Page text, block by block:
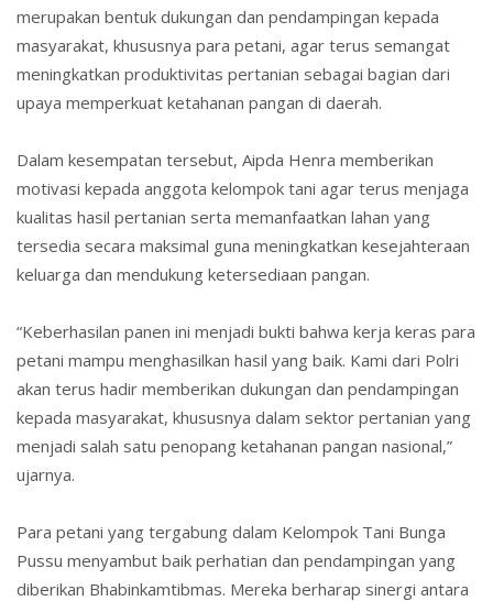
merupakan bentuk dukungan dan pendampingan kepada
masyarakat, khususnya para petani, agar terus semangat
meningkatkan produktivitas pertanian sebagai bagian dari
upaya memperkuat ketahanan pangan di daerah.
Dalam kesempatan tersebut, Aipda Henra memberikan
motivasi kepada anggota kelompok tani agar terus menjaga
kualitas hasil pertanian serta memanfaatkan lahan yang
tersedia secara maksimal guna meningkatkan kesejahteraan
keluarga dan mendukung ketersediaan pangan.
“Keberhasilan panen ini menjadi bukti bahwa kerja keras para
petani mampu menghasilkan hasil yang baik. Kami dari Polri
akan terus hadir memberikan dukungan dan pendampingan
kepada masyarakat, khususnya dalam sektor pertanian yang
menjadi salah satu penopang ketahanan pangan nasional,”
ujarnya.
Para petani yang tergabung dalam Kelompok Tani Bunga
Pussu menyambut baik perhatian dan pendampingan yang
diberikan Bhabinkamtibmas. Mereka berharap sinergi antara